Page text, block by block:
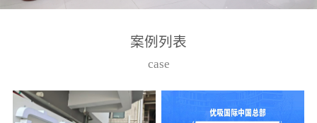
高技能的团队。汇聚了众
取得了多项产品技术专利
和多项国家版权局著作
案例列表
case